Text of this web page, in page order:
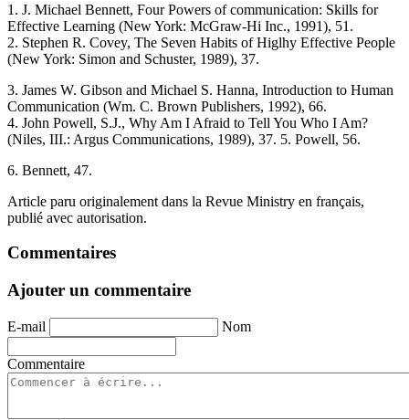
1. J. Michael Bennett, Four Powers of communication: Skills for
Effective Learning (New York: McGraw-Hi Inc., 1991), 51.
2. Stephen R. Covey, The Seven Habits of Higlhy Effective People
(New York: Simon and Schuster, 1989), 37.
3. James W. Gibson and Michael S. Hanna, Introduction to Human
Communication (Wm. C. Brown Publishers, 1992), 66.
4. John Powell, S.J., Why Am I Afraid to Tell You Who I Am?
(Niles, III.: Argus Communications, 1989), 37. 5. Powell, 56.
6. Bennett, 47.
Article paru originalement dans la Revue Ministry en français,
publié avec autorisation.
Commentaires
Ajouter un commentaire
E-mail Nom
Commentaire